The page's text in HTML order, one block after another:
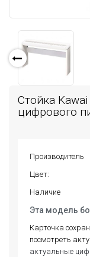
Стойка
цифрового
Производитель
Цвет:
Наличие
Эта модель
Карточка
посмотреть
актуальные